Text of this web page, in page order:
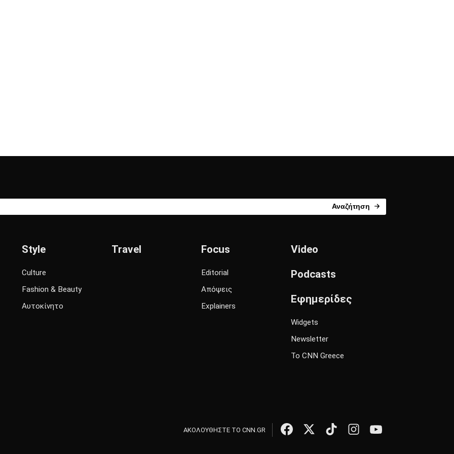
Αναζήτηση
Style
Culture
Fashion & Beauty
Αυτοκίνητο
Travel Focus
Editorial
Απόψεις
Explainers
Video
Podcasts
Εφημερίδες
Widgets
Newsletter
Το CNN Greece
ΑΚΟΛΟΥΘΗΣΤΕ ΤΟ CNN.GR